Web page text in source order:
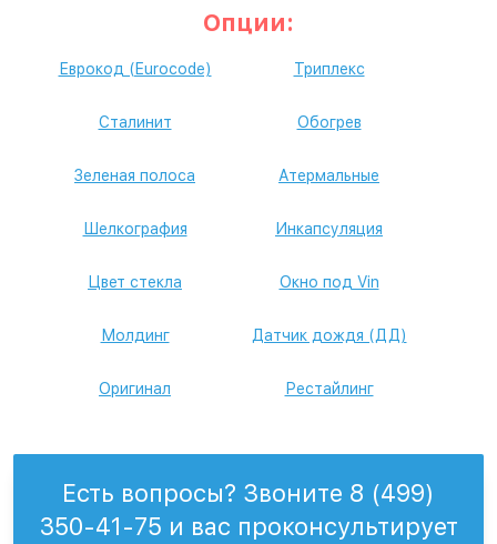
Опции:
Еврокод (Eurocode) Триплекс
Сталинит Обогрев
Зеленая полоса Атермальные
Шелкография Инкапсуляция
Цвет стекла Окно под Vin
Молдинг Датчик дождя (ДД)
Оригинал Рестайлинг
Есть вопросы? Звоните 8 (499)
350-41-75 и вас проконсультирует